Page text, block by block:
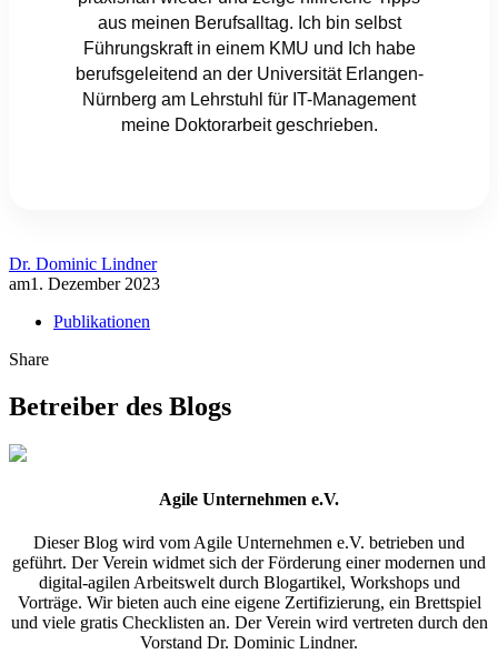
aus meinen Berufsalltag. Ich bin selbst
Führungskraft in einem KMU und Ich habe
berufsgeleitend an der Universität Erlangen-
Nürnberg am Lehrstuhl für IT-Management
meine Doktorarbeit geschrieben.
Dr. Dominic Lindner
am1. Dezember 2023
Publikationen
Share
Betreiber des Blogs
Agile Unternehmen e.V.
Dieser Blog wird vom Agile Unternehmen e.V. betrieben und
geführt. Der Verein widmet sich der Förderung einer modernen und
digital-agilen Arbeitswelt durch Blogartikel, Workshops und
Vorträge. Wir bieten auch eine eigene Zertifizierung, ein Brettspiel
und viele gratis Checklisten an. Der Verein wird vertreten durch den
Vorstand Dr. Dominic Lindner.